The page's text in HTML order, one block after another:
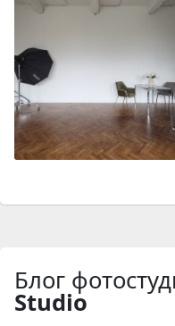
Блог
Studio